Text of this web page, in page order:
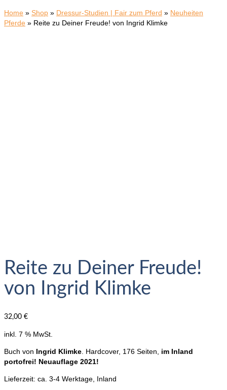
Home » Shop » Dressur-Studien | Fair zum Pferd » Neuheiten
Pferde » Reite zu Deiner Freude! von Ingrid Klimke
Reite zu Deiner Freude!
von Ingrid Klimke
32,00 €
inkl. 7 % MwSt.
Buch von Ingrid Klimke . Hardcover, 176 Seiten, im Inland
portofrei! Neuauflage 2021!
Lieferzeit: ca. 3-4 Werktage, Inland